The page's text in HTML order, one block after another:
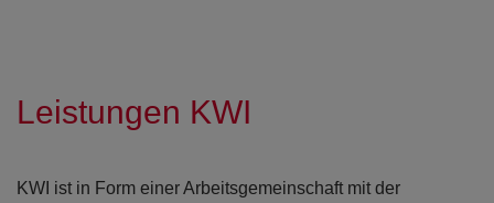
Leistungen KWI
KWI ist in Form einer Arbeitsgemeinschaft mit der